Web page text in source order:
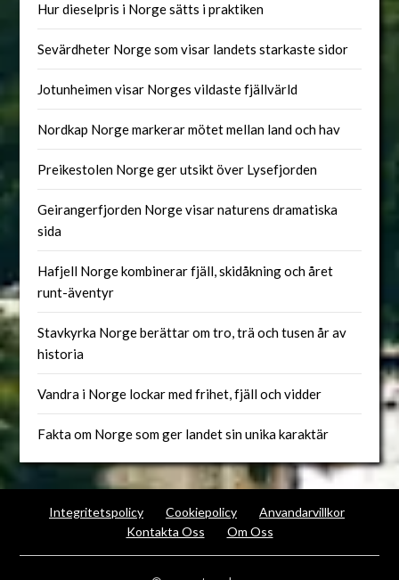
Hur dieselpris i Norge sätts i praktiken
Sevärdheter Norge som visar landets starkaste sidor
Jotunheimen visar Norges vildaste fjällvärld
Nordkap Norge markerar mötet mellan land och hav
Preikestolen Norge ger utsikt över Lysefjorden
Geirangerfjorden Norge visar naturens dramatiska
sida
Hafjell Norge kombinerar fjäll, skidåkning och året
runt-äventyr
Stavkyrka Norge berättar om tro, trä och tusen år av
historia
Vandra i Norge lockar med frihet, fjäll och vidder
Fakta om Norge som ger landet sin unika karaktär
Integritetspolicy Cookiepolicy
Anvandarvillkor
Kontakta Oss
Om Oss